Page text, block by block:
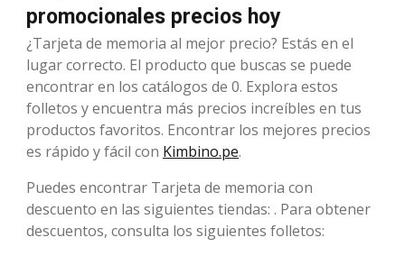
promocionales precios hoy
¿Tarjeta de memoria al mejor precio? Estás en el
lugar correcto. El producto que buscas se puede
encontrar en los catálogos de 0. Explora estos
folletos y encuentra más precios increíbles en tus
productos favoritos. Encontrar los mejores precios
es rápido y fácil con Kimbino.pe.
Puedes encontrar Tarjeta de memoria con
descuento en las siguientes tiendas: . Para obtener
descuentos, consulta los siguientes folletos: